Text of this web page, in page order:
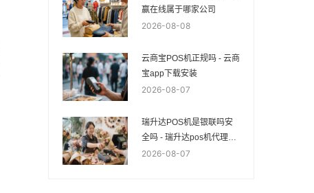
赢在线属于哪家公司
2026-08-08
云商宝POS机正规吗 - 云商
宝app下载安装
2026-08-07
瑞升达POS机是银联吗安
全吗 - 瑞升达pos机代理加
盟
2026-08-07